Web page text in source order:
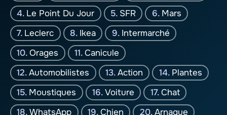
Le Point Du Jour
SFR
Mars
Leclerc
Ikea
Intermarché
Orages
Canicule
Automobilistes
Action
Plantes
Moustiques
Voiture
Chat
WhatsApp
Chien Arnaque